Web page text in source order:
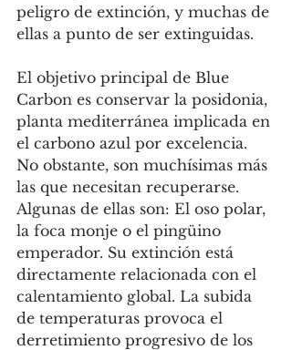
peligro de extinción, y muchas de
ellas a punto de ser extinguidas.
El objetivo principal de Blue
Carbon es conservar la posidonia,
planta mediterránea implicada en
el carbono azul por excelencia.
No obstante, son muchísimas más
las que necesitan recuperarse.
Algunas de ellas son: El oso polar,
la foca monje o el pingüino
emperador. Su extinción está
directamente relacionada con el
calentamiento global. La subida
de temperaturas provoca el
derretimiento progresivo de los